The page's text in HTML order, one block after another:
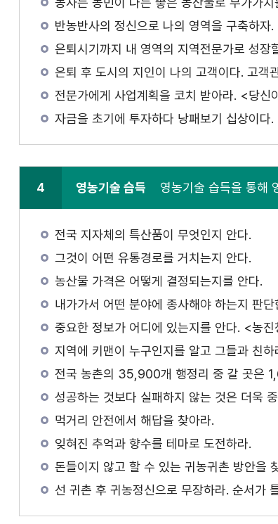
반농반사의 정신으로 나의 영역을 구축하자.
은퇴시기까지 내 영역의 지역전문가로 성장
은퇴 후 도시의 지인이 나의 고객이다. 고객
전문가에게 사업계획을 코치 받아라. <당신
자금을 초기에 투자하다 낭패보기 십상이다
4 영농기술 습득 영농기술 습득을 통해
전국 지자체의 특산품이 무엇인지 안다.
그것이 어떤 유통경로를 거치는지 안다.
농산물 가격은 어떻게 결정되는지를 안다.
내가가서 어떤 분야에 종사해야 하는지 판
중요한 정보가 어디에 있는지를 안다. <농
지역에 키맨이 누구인지를 알고 그들과 친
전국 농촌의 35,900개 행정리 중 갈 곳은
성공하는 것보다 실패하지 않는 것은 더욱
먹거리 안전에서 해답을 찾아라.
잊혀진 추억과 향수를 테마로 도전하라.
돈들이지 않고 할 수 있는 귀농귀촌 방안을
선 귀촌 후 귀농정신으로 무장하라. 순서가